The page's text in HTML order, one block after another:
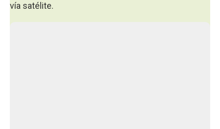
vía satélite.